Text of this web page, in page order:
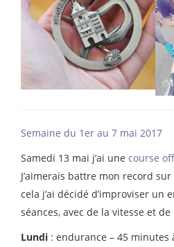
Semaine du 1er au 7 mai 2017
Samedi 13 mai j’ai une course
J’aimerais battre mon record
cela j’ai décidé d’improviser un
séances, avec de la vitesse et de
Lundi : endurance – 45 minutes